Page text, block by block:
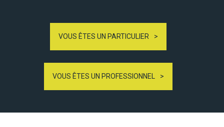
VOUS ÊTES UN PARTICULIER
VOUS ÊTES UN PROFESSIONNEL